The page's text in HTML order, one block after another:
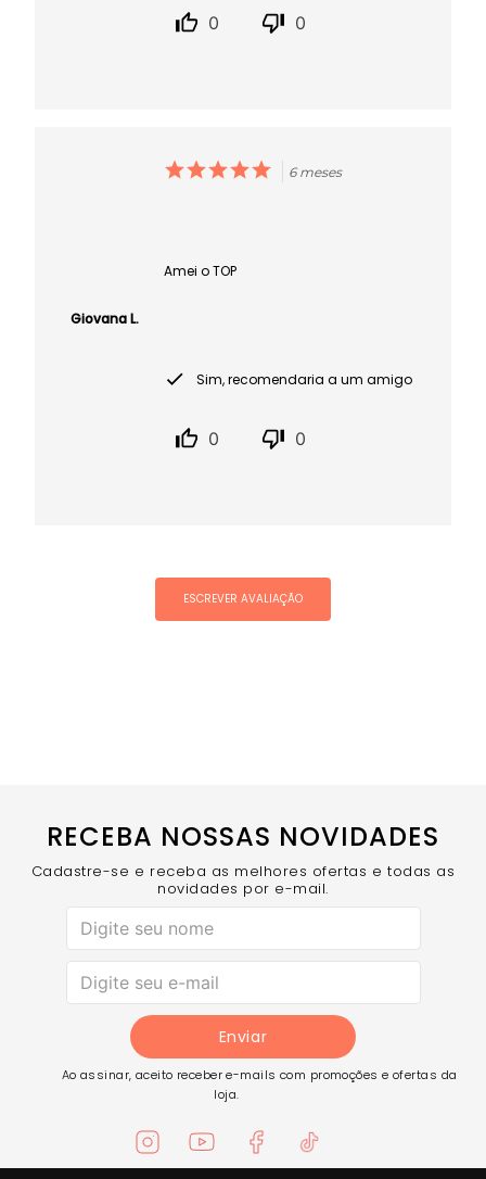
0 0
Giovana L.
6 meses
Amei o TOP
Sim, recomendaria a um amigo
0 0
ESCREVER AVALIAÇÃO
RECEBA NOSSAS NOVIDADES
Cadastre-se e receba as melhores ofertas e todas as
novidades por e-mail.
Enviar
Ao assinar, aceito receber e-mails com promoções e ofertas da
loja.